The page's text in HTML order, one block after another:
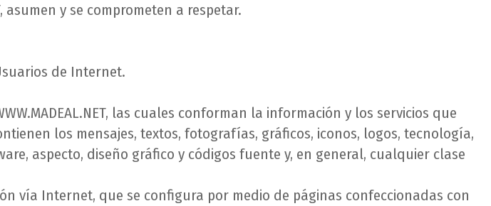
asumen y se comprometen a respetar.
de Internet.
las cuales conforman la información y los servicios que
los mensajes, textos, fotografías, gráficos, iconos, logos, tecnología,
aspecto, diseño gráfico y códigos fuente y, en general, cualquier clase
vía Internet, que se configura por medio de páginas confeccionadas con